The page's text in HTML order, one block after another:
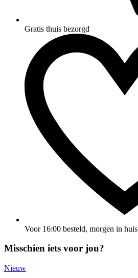
Gratis thuis bezorgd
Voor 16:00 besteld, morgen in huis
Misschien iets voor jou?
Nieuw